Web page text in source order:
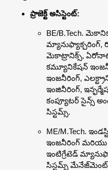
ప్రాజెక్ట్ అసిస్టెంట్:
BE/B.Tech.
మెకాట్రానిక్స్,
కమ్యూనికేషన్
ఇంజనీరింగ్,
ఇంజినీరింగ్,
కంప్యూటర్ సైన్స్
సిస్టమ్స్.
ME/M.Tech.
ఇంజనీరింగ్
ఇంటిగ్రేటెడ్
సిస్టమ్స్